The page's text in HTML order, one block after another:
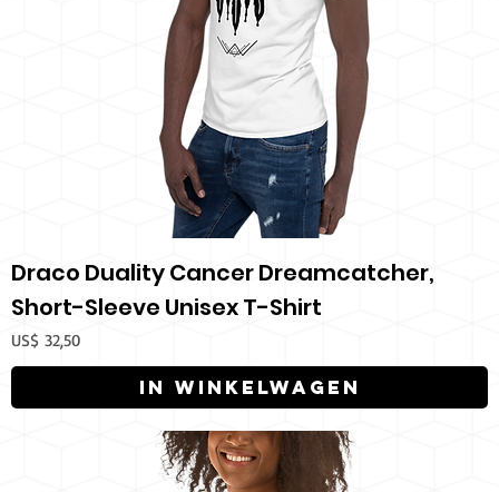
Draco Duality Cancer Dreamcatcher,
Short-Sleeve Unisex T-Shirt
Prijs
US$ 32,50
In winkelwagen